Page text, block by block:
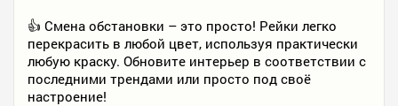
👍 Смена обстановки – это просто! Рейки легко
перекрасить в любой цвет, используя практически
любую краску. Обновите интерьер в соответствии с
последними трендами или просто под своё
настроение!